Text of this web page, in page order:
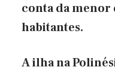
conta da menor
habitantes.
A ilha na